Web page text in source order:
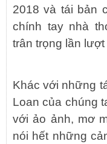
2018 và tái bản
chính tay nhà
trân trọng lần
Khác với những
Loan của chúng
với ảo ảnh, mơ
nói hết những